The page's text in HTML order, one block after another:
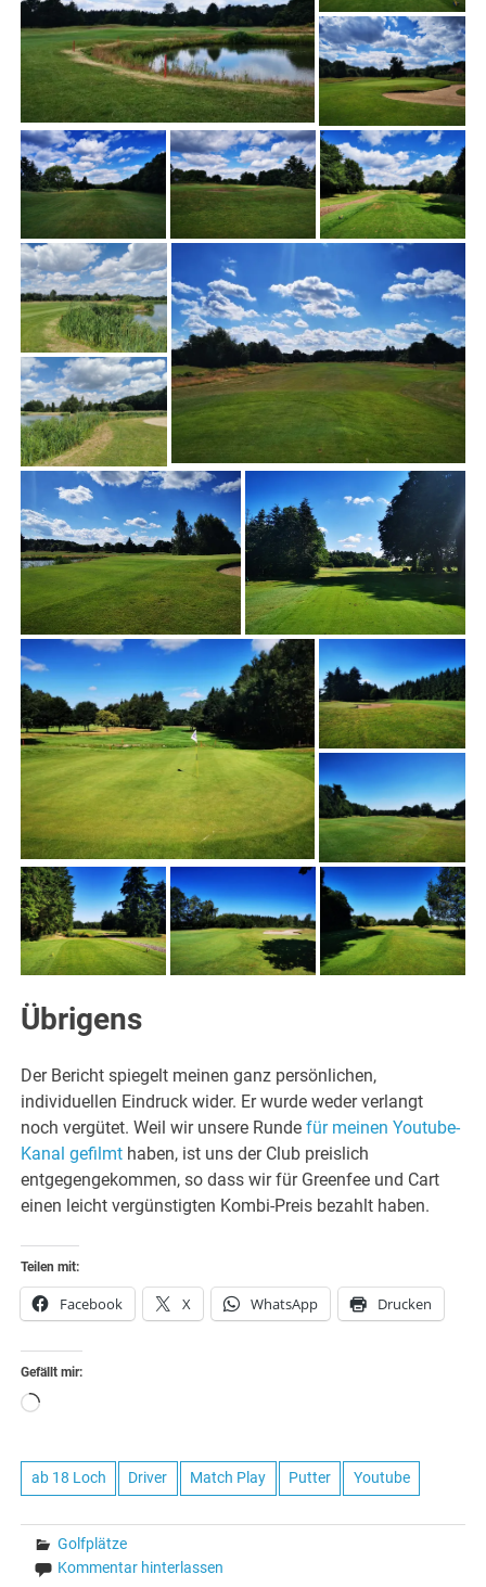
Übrigens
Der Bericht spiegelt meinen ganz persönlichen,
individuellen Eindruck wider. Er wurde weder verlangt
noch vergütet. Weil wir unsere Rundefür meinen Youtube-
Kanal gefilmt haben, ist uns der Club preislich
entgegengekommen, so dass wir für Greenfee und Cart
einen leicht vergünstigten Kombi-Preis bezahlt haben.
Teilen mit:
Facebook X WhatsApp Drucken
Gefällt mir:
Wird
ab 18 Loch Driver Match Play Putter Youtube
Golfplätze
Kommentar hinterlassen